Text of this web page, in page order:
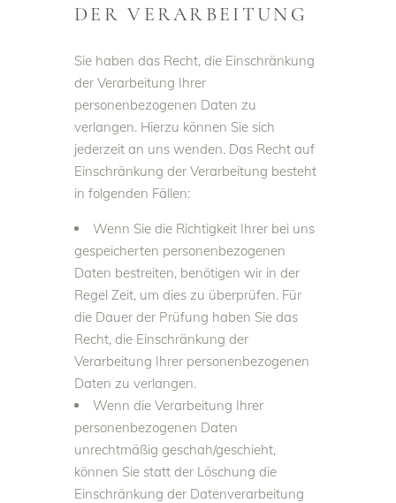
DER VERARBEITUNG
Sie haben das Recht, die Einschränkung
der Verarbeitung Ihrer
personenbezogenen Daten zu
verlangen. Hierzu können Sie sich
jederzeit an uns wenden. Das Recht auf
Einschränkung der Verarbeitung besteht
in folgenden Fällen:
Wenn Sie die Richtigkeit Ihrer bei uns
gespeicherten personenbezogenen
Daten bestreiten, benötigen wir in der
Regel Zeit, um dies zu überprüfen. Für
die Dauer der Prüfung haben Sie das
Recht, die Einschränkung der
Verarbeitung Ihrer personenbezogenen
Daten zu verlangen.
Wenn die Verarbeitung Ihrer
personenbezogenen Daten
unrechtmäßig geschah/geschieht,
können Sie statt der Löschung die
Einschränkung der Datenverarbeitung